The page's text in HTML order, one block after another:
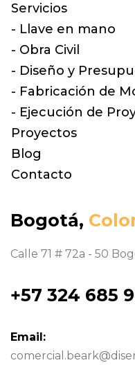
Servicios
- Llave en mano
- Obra Civil
- Diseño y
- Fabricación de
- Ejecución de
Proyectos
Blog
Contacto
Bogotá,
Calle 71 # 72a - 50
+57 324 685
Email: